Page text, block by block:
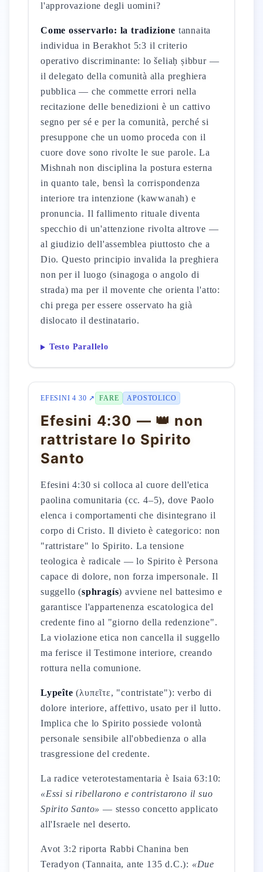
l'approvazione degli uomini?
Come osservarlo: la tradizione tannaita
individua in Berakhot 5:3 il criterio
operativo discriminante: lo šeliaḥ ṣibbur —
il delegato della comunità alla preghiera
pubblica — che commette errori nella
recitazione delle benedizioni è un cattivo
segno per sé e per la comunità, perché si
presuppone che un uomo proceda con il
cuore dove sono rivolte le sue parole. La
Mishnah non disciplina la postura esterna
in quanto tale, bensì la corrispondenza
interiore tra intenzione (kawwanah) e
pronuncia. Il fallimento rituale diventa
specchio di un'attenzione rivolta altrove —
al giudizio dell'assemblea piuttosto che a
Dio. Questo principio invalida la preghiera
non per il luogo (sinagoga o angolo di
strada) ma per il movente che orienta l'atto:
chi prega per essere osservato ha già
dislocato il destinatario.
Testo Parallelo
EFESINI 4 30 ↗ FARE APOSTOLICO
Efesini 4:30 — 👑 non
rattristare lo Spirito
Santo
Efesini 4:30 si colloca al cuore dell'etica
paolina comunitaria (cc. 4–5), dove Paolo
elenca i comportamenti che disintegrano il
corpo di Cristo. Il divieto è categorico: non
"rattristare" lo Spirito. La tensione
teologica è radicale — lo Spirito è Persona
capace di dolore, non forza impersonale. Il
suggello (sphragís) avviene nel battesimo e
garantisce l'appartenenza escatologica del
credente fino al "giorno della redenzione".
La violazione etica non cancella il suggello
ma ferisce il Testimone interiore, creando
rottura nella comunione.
Lypeîte (λυπεῖτε, "contristate"): verbo di
dolore interiore, affettivo, usato per il lutto.
Implica che lo Spirito possiede volontà
personale sensibile all'obbedienza o alla
trasgressione del credente.
La radice veterotestamentaria è Isaia 63:10:
«Essi si ribellarono e contristarono il suo
Spirito Santo» — stesso concetto applicato
all'Israele nel deserto.
Avot 3:2 riporta Rabbi Chanina ben
Teradyon (Tannaita, ante 135 d.C.): «Due